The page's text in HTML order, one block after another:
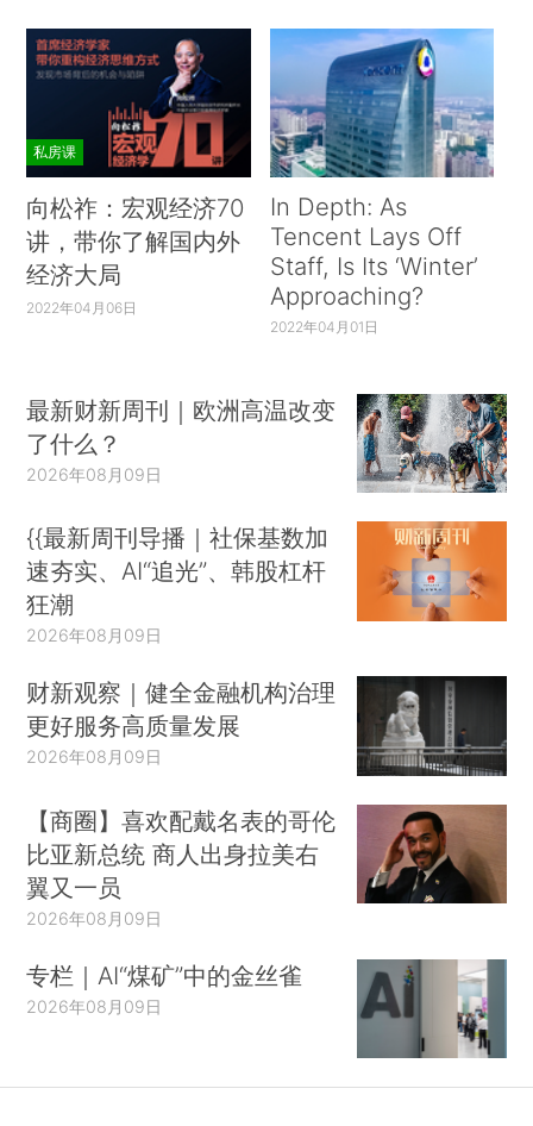
私房课
向松祚：宏观经济70
讲，带你了解国内外
经济大局
2022年04月06日
In Depth: As
Tencent Lays Off
Staff, Is Its ‘Winter’
Approaching?
2022年04月01日
最新财新周刊｜欧洲高温改变
了什么？
2026年08月09日
{{最新周刊导播｜社保基数加
速夯实、AI“追光”、韩股杠杆
狂潮
2026年08月09日
财新观察｜健全金融机构治理
更好服务高质量发展
2026年08月09日
【商圈】喜欢配戴名表的哥伦
比亚新总统 商人出身拉美右
翼又一员
2026年08月09日
专栏｜AI“煤矿”中的金丝雀
2026年08月09日